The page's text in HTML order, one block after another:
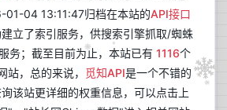
01-04 13:11:47归档在本站的API接口
立了索引服务，供搜索引擎抓取/蜘蛛
务；截至目前为止，本站已有 1116个
站，总的来说， 觅知API是一个不错的
该站更详细的权重信息，可以点击上